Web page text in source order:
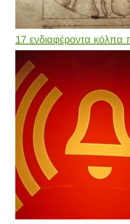
17 ενδιαφέροντα κόλπα